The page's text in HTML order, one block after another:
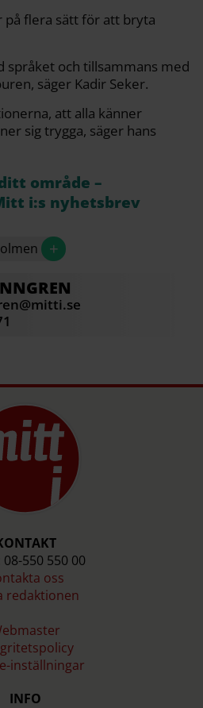
på flera sätt för att bryta
språket och tillsammans med
säger Kadir Seker.
att alla känner
sig trygga, säger hans
område –
i:s nyhetsbrev
+
08-550 550 00
oss
redaktionen
inställningar
INFO